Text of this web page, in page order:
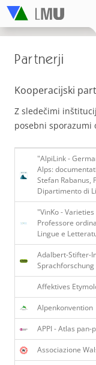
Partnerji
Kooperacijski
Z sledečimi
posebni sporazumi
"AlpiLink -
Alps:
Stefan Rabanus,
Dipartimento di
"VinKo -
Professore
Lingue e
Adalbert-Stifter-
Sprachforschung
Affektives
Alpenkonvention
APPI - Atlas
Associazione